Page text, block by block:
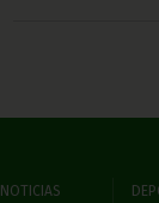
NOTICIAS